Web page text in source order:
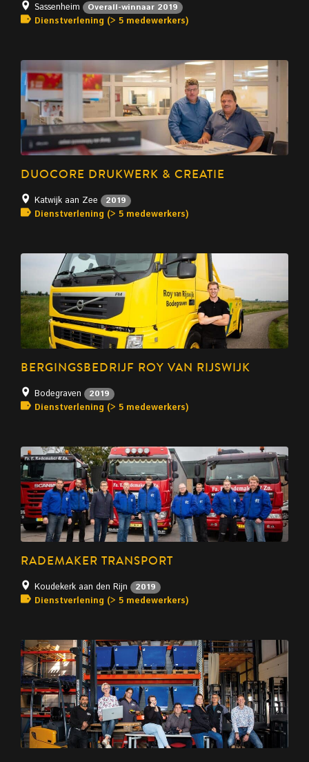
Sassenheim Overall-winnaar 2019
Dienstverlening (> 5 medewerkers)
DUOCORE DRUKWERK & CREATIE
Katwijk aan Zee 2019
Dienstverlening (> 5 medewerkers)
BERGINGSBEDRIJF ROY VAN RIJSWIJK
Bodegraven 2019
Dienstverlening (> 5 medewerkers)
RADEMAKER TRANSPORT
Koudekerk aan den Rijn 2019
Dienstverlening (> 5 medewerkers)